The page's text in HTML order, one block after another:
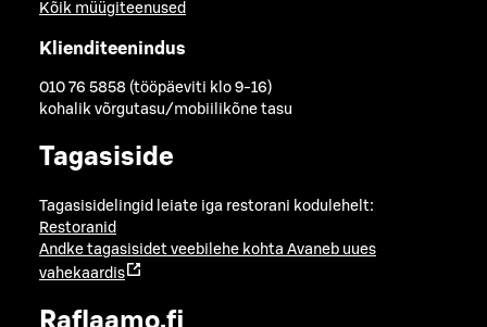
Kõik müügiteenused
Klienditeenindus
010 76 5858 (tööpäeviti klo 9-16)
kohalik võrgutasu/mobiilikõne tasu
Tagasiside
Tagasisidelingid leiate iga restorani kodulehelt:
Restoranid
Andke tagasisidet veebilehe kohta Avaneb uues
vahekaardis
Raflaamo.fi